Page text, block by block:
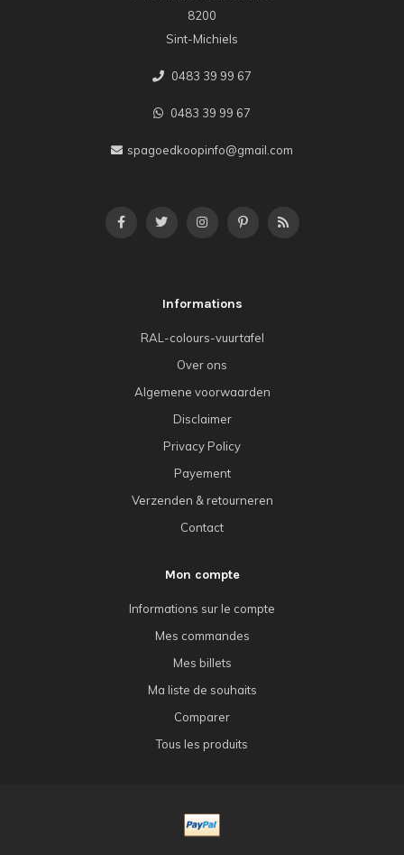
8200
Sint-Michiels
0483 39 99 67
0483 39 99 67
spagoedkoopinfo@gmail.com
Informations
RAL-colours-vuurtafel
Over ons
Algemene voorwaarden
Disclaimer
Privacy Policy
Payement
Verzenden & retourneren
Contact
Mon compte
Informations sur le compte
Mes commandes
Mes billets
Ma liste de souhaits
Comparer
Tous les produits